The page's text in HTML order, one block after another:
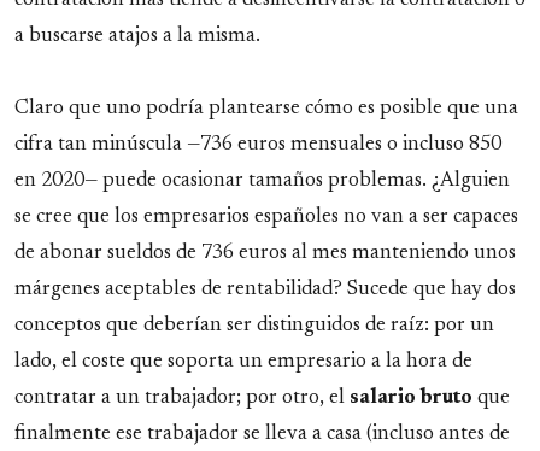
a buscarse atajos a la misma.
Claro que uno podría plantearse cómo es posible que una
cifra tan minúscula —736 euros mensuales o incluso 850
en 2020— puede ocasionar tamaños problemas. ¿Alguien
se cree que los empresarios españoles no van a ser capaces
de abonar sueldos de 736 euros al mes manteniendo unos
márgenes aceptables de rentabilidad? Sucede que hay dos
conceptos que deberían ser distinguidos de raíz: por un
lado, el coste que soporta un empresario a la hora de
contratar a un trabajador; por otro, el salario bruto que
finalmente ese trabajador se lleva a casa (incluso antes de